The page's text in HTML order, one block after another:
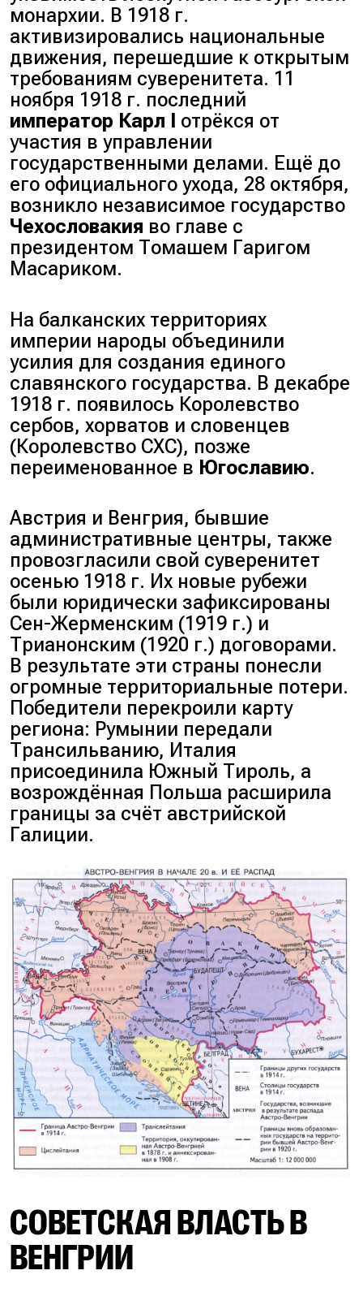
монархии. В 1918 г.
активизировались национальные
движения, перешедшие к открытым
требованиям суверенитета. 11
ноября 1918 г. последний
император Карл I
отрёкся от
участия в управлении
государственными делами. Ещё до
его официального ухода, 28 октября,
возникло независимое государство
Чехословакия во главе с
президентом Томашем Гаригом
Масариком.
На балканских территориях
империи народы объединили
усилия для создания единого
славянского государства. В декабре
1918 г. появилось Королевство
сербов, хорватов и словенцев
(Королевство СХС), позже
переименованное в Югославию.
Австрия и Венгрия, бывшие
административные центры, также
провозгласили свой суверенитет
осенью 1918 г. Их новые рубежи
были юридически зафиксированы
Сен-Жерменским (1919 г.) и
Трианонским (1920 г.) договорами.
В результате эти страны понесли
огромные территориальные потери.
Победители перекроили карту
региона: Румынии передали
Трансильванию, Италия
присоединила Южный Тироль, а
возрождённая Польша расширила
границы за счёт австрийской
Галиции.
СОВЕТСКАЯ ВЛАСТЬ В
ВЕНГРИИ